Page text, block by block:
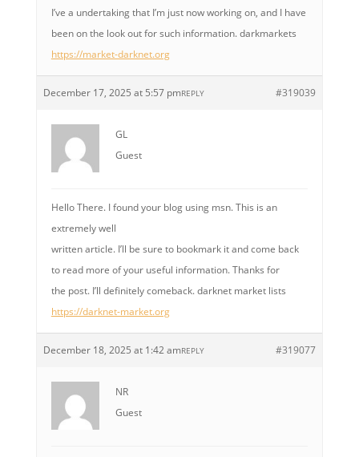
I’ve a undertaking that I’m just now working on, and I have
been on the look out for such information. darkmarkets
https://market-darknet.org
December 17, 2025 at 5:57 pm #319039
REPLY
GL
Guest
Hello There. I found your blog using msn. This is an
extremely well
written article. I’ll be sure to bookmark it and come back
to read more of your useful information. Thanks for
the post. I’ll definitely comeback. darknet market lists
https://darknet-market.org
December 18, 2025 at 1:42 am #319077
REPLY
NR
Guest